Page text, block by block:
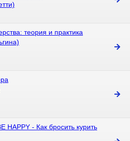
теория и практика
HAPPY - Как бросить курить